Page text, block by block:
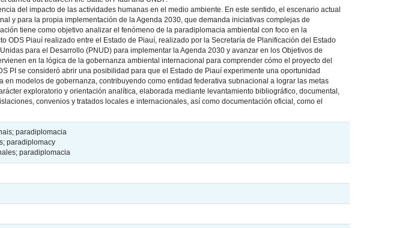
del impacto de las actividades humanas en el medio ambiente. En este sentido, el escenario actual
y para la propia implementación de la Agenda 2030, que demanda iniciativas complejas de
tiene como objetivo analizar el fenómeno de la paradiplomacia ambiental con foco en la
Piauí realizado entre el Estado de Piauí, realizado por la Secretaría de Planificación del Estado
para el Desarrollo (PNUD) para implementar la Agenda 2030 y avanzar en los Objetivos de
en la lógica de la gobernanza ambiental internacional para comprender cómo el proyecto del
PI se consideró abrir una posibilidad para que el Estado de Piauí experimente una oportunidad
modelos de gobernanza, contribuyendo como entidad federativa subnacional a lograr las metas
exploratorio y orientación analítica, elaborada mediante levantamiento bibliográfico, documental,
convenios y tratados locales e internacionales, así como documentación oficial, como el
paradiplomacia
paradiplomacy
paradiplomacia